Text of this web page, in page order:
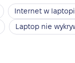
Internet w
Laptop nie